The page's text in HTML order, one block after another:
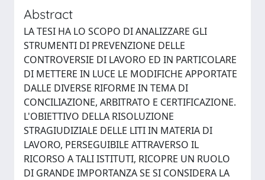
Abstract
LA TESI HA LO SCOPO DI ANALIZZARE GLI
STRUMENTI DI PREVENZIONE DELLE
CONTROVERSIE DI LAVORO ED IN PARTICOLARE
DI METTERE IN LUCE LE MODIFICHE APPORTATE
DALLE DIVERSE RIFORME IN TEMA DI
CONCILIAZIONE, ARBITRATO E CERTIFICAZIONE.
L'OBIETTIVO DELLA RISOLUZIONE
STRAGIUDIZIALE DELLE LITI IN MATERIA DI
LAVORO, PERSEGUIBILE ATTRAVERSO IL
RICORSO A TALI ISTITUTI, RICOPRE UN RUOLO
DI GRANDE IMPORTANZA SE SI CONSIDERA LA